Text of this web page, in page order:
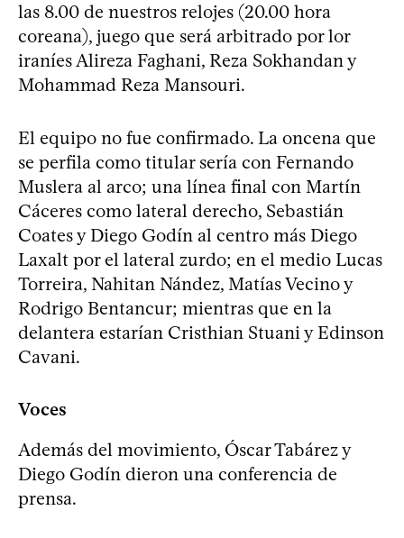
las 8.00 de nuestros relojes (20.00 hora
coreana), juego que será arbitrado por lor
iraníes Alireza Faghani, Reza Sokhandan y
Mohammad Reza Mansouri.
El equipo no fue confirmado. La oncena que
se perfila como titular sería con Fernando
Muslera al arco; una línea final con Martín
Cáceres como lateral derecho, Sebastián
Coates y Diego Godín al centro más Diego
Laxalt por el lateral zurdo; en el medio Lucas
Torreira, Nahitan Nández, Matías Vecino y
Rodrigo Bentancur; mientras que en la
delantera estarían Cristhian Stuani y Edinson
Cavani.
Voces
Además del movimiento, Óscar Tabárez y
Diego Godín dieron una conferencia de
prensa.